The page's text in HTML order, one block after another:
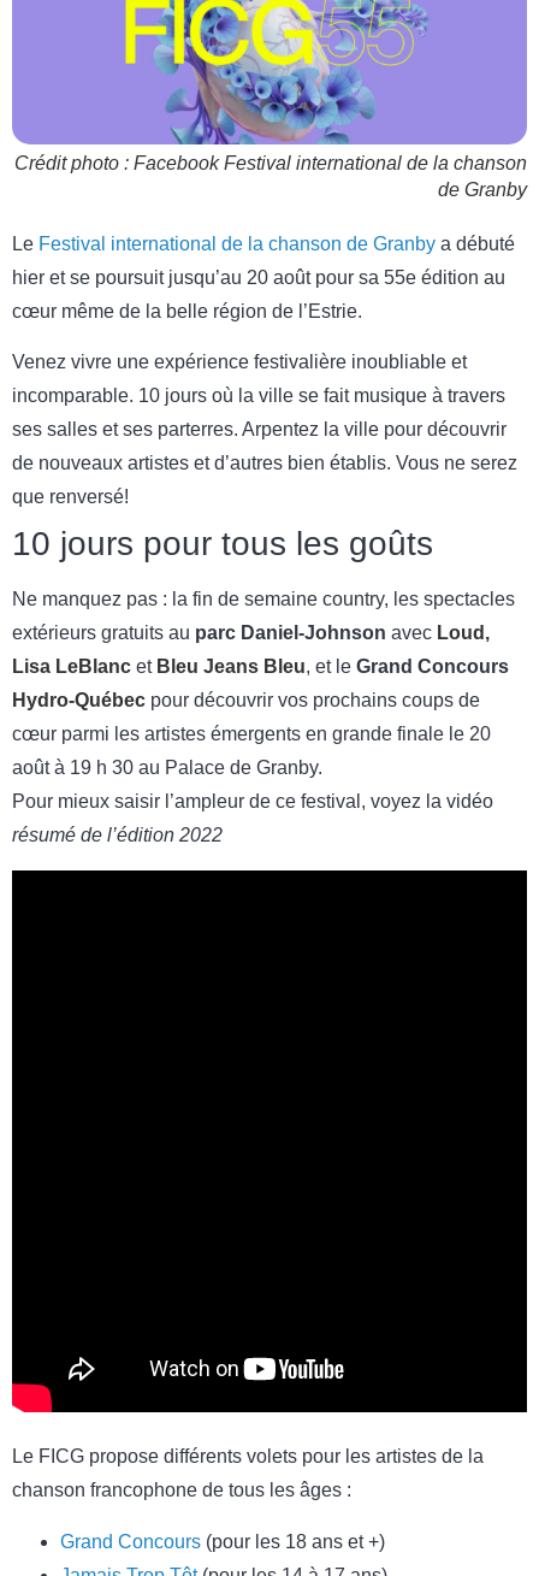
Crédit photo : Facebook Festival international de la chanson
de Granby
Le Festival international de la chanson de Granby a débuté
hier et se poursuit jusqu’au 20 août pour sa 55e édition au
cœur même de la belle région de l’Estrie.
Venez vivre une expérience festivalière inoubliable et
incomparable. 10 jours où la ville se fait musique à travers
ses salles et ses parterres. Arpentez la ville pour découvrir
de nouveaux artistes et d’autres bien établis. Vous ne serez
que renversé!
10 jours pour tous les goûts
Ne manquez pas : la fin de semaine country, les spectacles
extérieurs gratuits au parc Daniel-Johnson avec Loud ,
Lisa LeBlanc et Bleu Jeans Bleu, et le Grand Concours
Hydro-Québec pour découvrir vos prochains coups de
cœur parmi les artistes émergents en grande finale le 20
août à 19 h 30 au Palace de Granby.
Pour mieux saisir l’ampleur de ce festival, voyez la vidéo
résumé de l’édition 2022
Le FICG propose différents volets pour les artistes de la
chanson francophone de tous les âges :
Grand Concours (pour les 18 ans et +)